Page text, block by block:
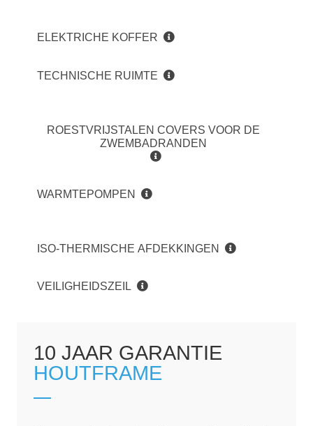
ELEKTRICHE KOFFER
TECHNISCHE RUIMTE
ROESTVRIJSTALEN COVERS VOOR DE
ZWEMBADRANDEN
WARMTEPOMPEN
ISO-THERMISCHE AFDEKKINGEN
VEILIGHEIDSZEIL
10 JAAR GARANTIE
HOUTFRAME